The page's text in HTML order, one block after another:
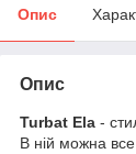
Опис
Опис
Turbat Ela -
В ній можна все